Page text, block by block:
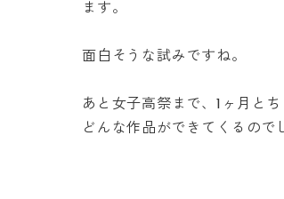
ます。
面白そうな試みですね。
あと女子高祭まで、1ヶ月とち
どんな作品ができてくるので